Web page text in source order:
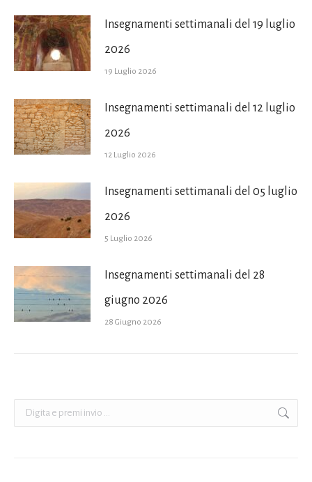
Insegnamenti settimanali del 19 luglio
2026
19 Luglio 2026
Insegnamenti settimanali del 12 luglio
2026
12 Luglio 2026
Insegnamenti settimanali del 05 luglio
2026
5 Luglio 2026
Insegnamenti settimanali del 28
giugno 2026
28 Giugno 2026